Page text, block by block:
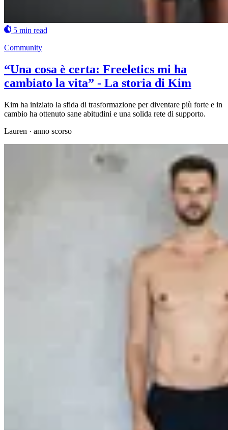
5 min read
Community
“Una cosa è certa: Freeletics mi ha
cambiato la vita” - La storia di Kim
Kim ha iniziato la sfida di trasformazione per diventare più forte e in
cambio ha ottenuto sane abitudini e una solida rete di supporto.
Lauren · anno scorso